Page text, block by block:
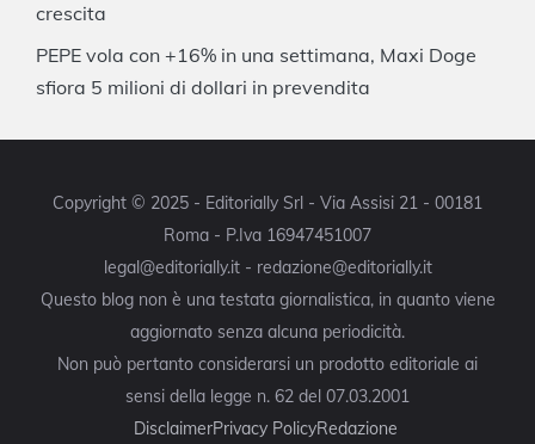
crescita
PEPE vola con +16% in una settimana, Maxi Doge
sfiora 5 milioni di dollari in prevendita
Copyright © 2025 - Editorially Srl - Via Assisi 21 - 00181
Roma - P.Iva 16947451007
legal@editorially.it - redazione@editorially.it
Questo blog non è una testata giornalistica, in quanto viene
aggiornato senza alcuna periodicità.
Non può pertanto considerarsi un prodotto editoriale ai
sensi della legge n. 62 del 07.03.2001
DisclaimerPrivacy PolicyRedazione